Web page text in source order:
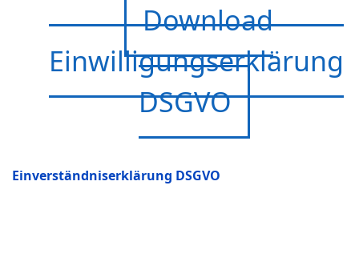
Download
Einwilligungserklärung
DSGVO
Einverständniserklärung DSGVO